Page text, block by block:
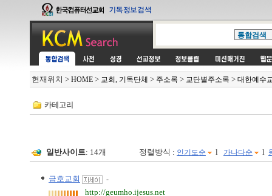
현재위치 > HOME > 교회, 기독단체 > 주소록 > 교단별주소록 > 대한예수
카테고리
일반사이트: 14개 정렬방식 : 인기도순 l 가나다순 l
금호교회 -
http://geumho.ijesus.net